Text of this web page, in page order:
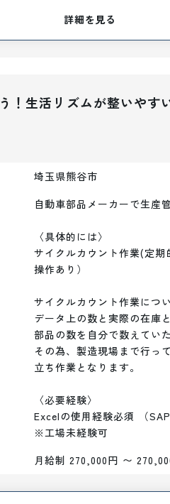
詳細を見る
生活リズムが整いや
埼玉県熊谷市
自動車部品メーカーで生産
〈具体的には〉
サイクルカウント作業(定
操作あり）
サイクルカウント作業につ
データ上の数と実際の在庫
部品の数を自分で数えてい
その為、製造現場まで行っ
立ち作業となります。
〈必要経験〉
Excelの使用経験必須 （
※工場未経験可
月給制 270,000円 〜